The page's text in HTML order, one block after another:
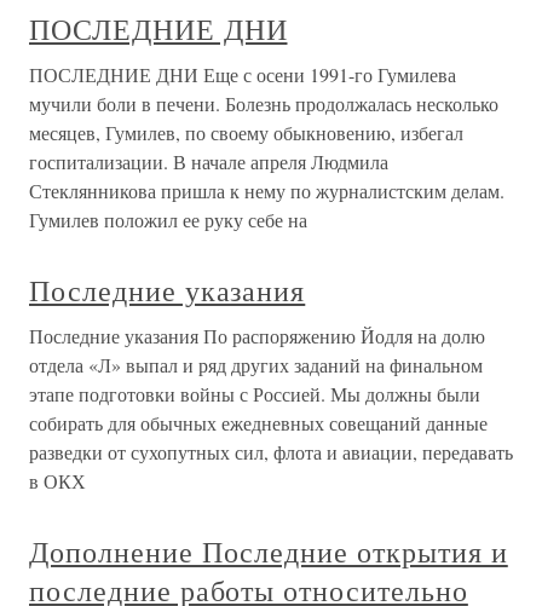
ПОСЛЕДНИЕ ДНИ
ПОСЛЕДНИЕ ДНИ Еще с осени 1991-го Гумилева
мучили боли в печени. Болезнь продолжалась несколько
месяцев, Гумилев, по своему обыкновению, избегал
госпитализации. В начале апреля Людмила
Стеклянникова пришла к нему по журналистским делам.
Гумилев положил ее руку себе на
Последние указания
Последние указания По распоряжению Йодля на долю
отдела «Л» выпал и ряд других заданий на финальном
этапе подготовки войны с Россией. Мы должны были
собирать для обычных ежедневных совещаний данные
разведки от сухопутных сил, флота и авиации, передавать
в ОКХ
Дополнение Последние открытия и
последние работы относительно